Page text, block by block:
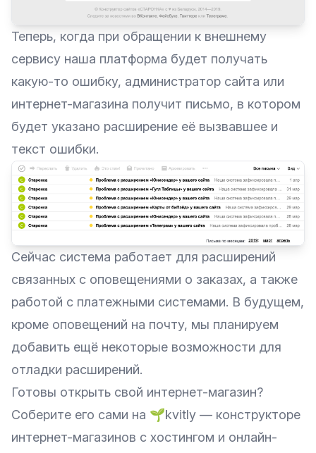
Теперь, когда при обращении к внешнему
сервису наша платформа будет получать
какую-то ошибку, администратор сайта или
интернет-магазина получит письмо, в котором
будет указано расширение её вызвавшее и
текст ошибки.
Сейчас система работает для расширений
связанных с оповещениями о заказах, а также
работой с платежными системами. В будущем,
кроме оповещений на почту, мы планируем
добавить ещё некоторые возможности для
отладки расширений.
Готовы открыть свой интернет-магазин?
Соберите его сами на 🌱kvitly — конструкторе
интернет-магазинов с хостингом и онлайн-